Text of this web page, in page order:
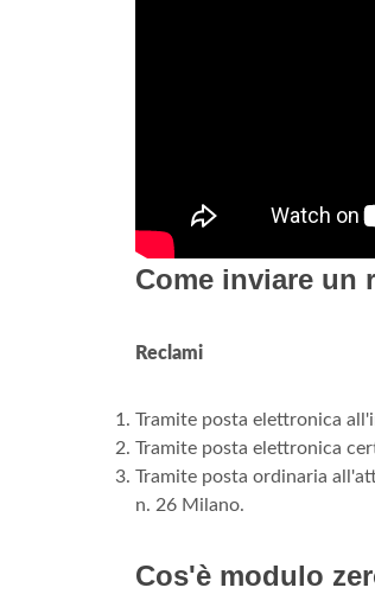
Come inviare un
Reclami
Tramite posta elettronica
Tramite posta elettronica
Tramite posta ordinaria
n. 26 Milano.
Cos'è modulo